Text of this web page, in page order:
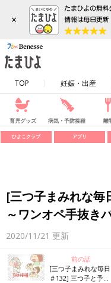
×
TOP 妊娠・出産
育児グッズ 病気・予防接種 離
ひよこクラブ アプリ
[三つ子まみれな毎
～ワンオペ手抜き
2020/11/21 更新
前の話
[三つ子まみれな毎日
＃132] 三つ子と予防